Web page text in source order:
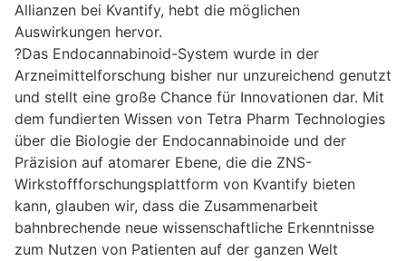
Allianzen bei Kvantify, hebt die möglichen
Auswirkungen hervor.
?Das Endocannabinoid-System wurde in der
Arzneimittelforschung bisher nur unzureichend genutzt
und stellt eine große Chance für Innovationen dar. Mit
dem fundierten Wissen von Tetra Pharm Technologies
über die Biologie der Endocannabinoide und der
Präzision auf atomarer Ebene, die die ZNS-
Wirkstoffforschungsplattform von Kvantify bieten
kann, glauben wir, dass die Zusammenarbeit
bahnbrechende neue wissenschaftliche Erkenntnisse
zum Nutzen von Patienten auf der ganzen Welt